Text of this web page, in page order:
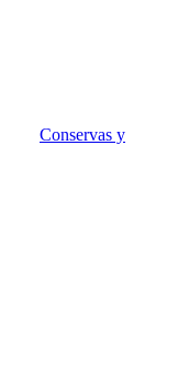
Conservas y